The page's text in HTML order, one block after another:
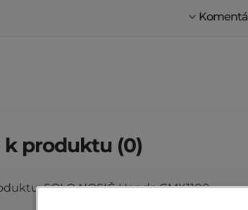
produktu (0)
SOLO NOSIČ Honda CMX1100